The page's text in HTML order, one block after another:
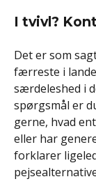
I tvivl?
Det er som
færreste i
særdeleshed i
spørgsmål er
gerne, hvad
eller har
forklarer